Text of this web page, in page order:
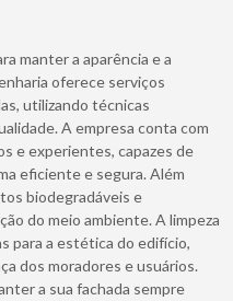
manter a aparência e a
oferece serviços
utilizando técnicas
A empresa conta com
e experientes, capazes de
eficiente e segura. Além
biodegradáveis e
do meio ambiente. A limpeza
para a estética do edifício,
dos moradores e usuários.
a sua fachada sempre